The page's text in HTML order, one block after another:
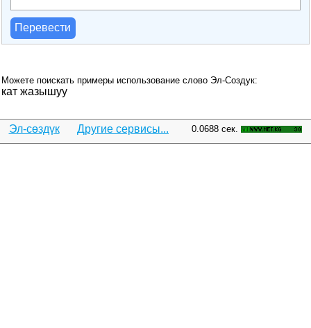
Перевести
Можете поискать примеры использование слово Эл-Создук:
кат жазышуу
Эл-сөздүк Другие сервисы... 0.0688 сек.